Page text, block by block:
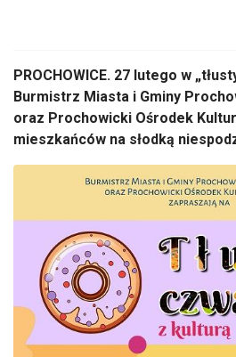
PROCHOWICE. 27 lutego w
Burmistrz Miasta i Gminy
oraz Prochowicki Ośrodek
mieszkańców na słodką